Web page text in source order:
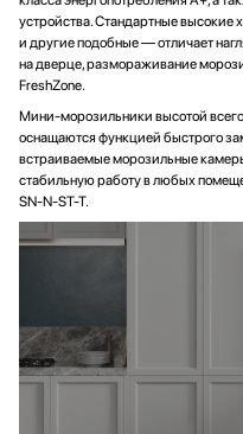
устройства. Стандартные
и другие подобные — отличает
на дверце, размораживание
FreshZone.
Мини-морозильники высотой
оснащаются функцией быстрого
встраиваемые морозильные
стабильную работу в любых
SN-N-ST-T.